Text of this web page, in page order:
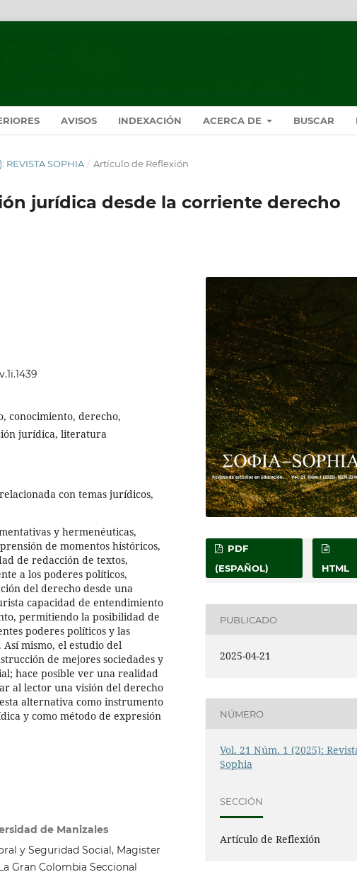
AVISOS INDEXACIÓN ACERCA DE BUSCAR
REVISTA SOPHIA / Artículo de Reflexión
jurídica desde la corriente derecho
conocimiento, derecho,
jurídica, literatura
con temas jurídicos,
y hermenéuticas,
de momentos históricos,
de redacción de textos,
a los poderes políticos,
del derecho desde una
capacidad de entendimiento
permitiendo la posibilidad de
poderes políticos y las
Así mismo, el estudio del
de mejores sociedades y
hace posible ver una realidad
al lector una visión del derecho
alternativa como instrumento
y como método de expresión
de Manizales
y Seguridad Social, Magister
Gran Colombia Seccional
PDF
(ESPAÑOL)
HTML
PUBLICADO
2025-04-21
NÚMERO
Vol. 21 Núm. 1 (2025):
Sophia
SECCIÓN
Artículo de Reflexión